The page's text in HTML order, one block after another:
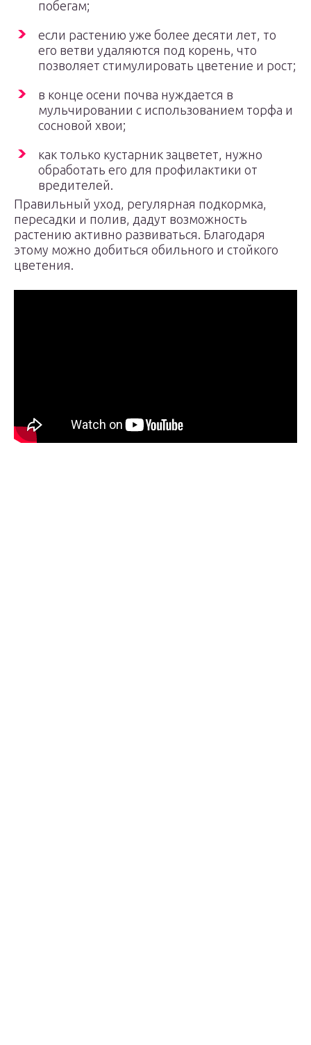
побегам;
если растению уже более десяти лет, то
его ветви удаляются под корень, что
позволяет стимулировать цветение и рост;
в конце осени почва нуждается в
мульчировании с использованием торфа и
сосновой хвои;
как только кустарник зацветет, нужно
обработать его для профилактики от
вредителей.
Правильный уход, регулярная подкормка,
пересадки и полив, дадут возможность
растению активно развиваться. Благодаря
этому можно добиться обильного и стойкого
цветения.